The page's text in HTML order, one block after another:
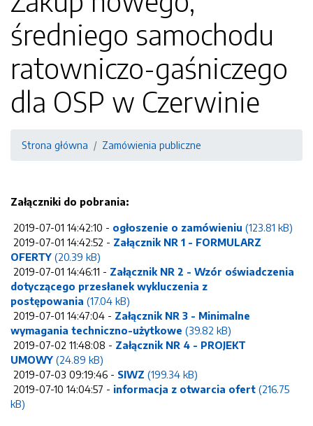
średniego samochodu
ratowniczo-gaśniczego
dla OSP w Czerwinie
Strona główna Zamówienia publiczne
Załączniki do pobrania:
2019-07-01 14:42:10 - ogłoszenie o zamówieniu (123.81 kB)
2019-07-01 14:42:52 - Załącznik NR 1 - FORMULARZ
OFERTY (20.39 kB)
2019-07-01 14:46:11 - Załącznik NR 2 - Wzór oświadczenia
dotyczącego przesłanek wykluczenia z
postępowania (17.04 kB)
2019-07-01 14:47:04 - Załącznik NR 3 - Minimalne
wymagania techniczno-użytkowe (39.82 kB)
2019-07-02 11:48:08 - Załącznik NR 4 - PROJEKT
UMOWY (24.89 kB)
2019-07-03 09:19:46 - SIWZ (199.34 kB)
2019-07-10 14:04:57 - informacja z otwarcia ofert (216.75
kB)